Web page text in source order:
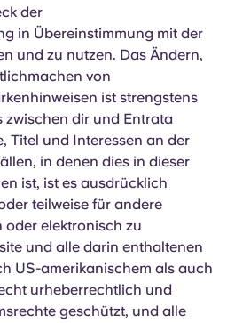
der
in Übereinstimmung mit der
und zu nutzen. Das Ändern,
von
ist strengstens
zwischen dir und Entrata
Titel und Interessen an der
in denen dies in dieser
ist, ist es ausdrücklich
teilweise für andere
oder elektronisch zu
und alle darin enthaltenen
US-amerikanischem als auch
urheberrechtlich und
geschützt, und alle